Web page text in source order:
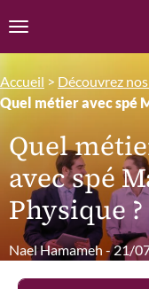
Ouvrir la navigation
Accueil > Découvrez
Quel métier avec spé
Quel
avec spé
Physique ?
Nael Hamameh - 21/